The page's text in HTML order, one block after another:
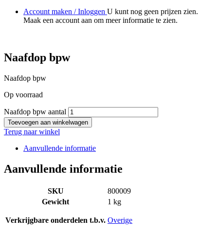
Account maken / Inloggen U kunt nog geen prijzen zien.
Maak een account aan om meer informatie te zien.
Naafdop bpw
Naafdop bpw
Op voorraad
Naafdop bpw aantal
Toevoegen aan winkelwagen
Terug naar winkel
Aanvullende informatie
Aanvullende informatie
SKU
800009
Gewicht
1 kg
Verkrijgbare onderdelen t.b.v. Overige